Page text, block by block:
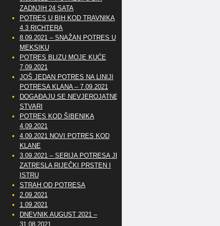
ZADNJIH 24 SATA
POTRES U BIH KOD TRAVNIKA
4.3 RICHTERA
8.09.2021 – SNAŽAN POTRES U
MEKSIKU
POTRES BLIZU MOJE KUĆE
7.09.2021
JOŠ JEDAN POTRES NA LINIJI
POTRESA KLANA – 7.09.2021
DOGAĐAJU SE NEVJEROJATNE
STVARI
POTRES KOD ŠIBENIKA
4.09.2021
4.09.2021 NOVI POTRES KOD
KLANE
3.09.2021 – SERIJA POTRESA JE
ZATRESLA RIJEČKI PRSTEN I
ISTRU
STRAH OD POTRESA
2.09.2021
1.09.2021
DNEVNIK AUGUST 2021 –
31.08.2021